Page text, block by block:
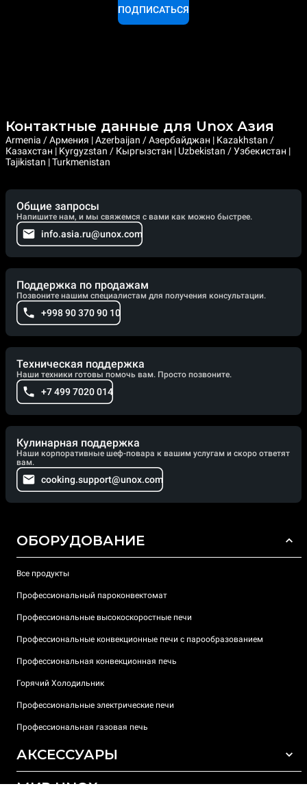
ПОДПИСАТЬСЯ
Контактные данные для Unox Азия
Armenia / Армения | Azerbaijan / Азербайджан | Kazakhstan /
Казахстан | Kyrgyzstan / Кыргызстан | Uzbekistan / Узбекистан |
Tajikistan | Turkmenistan
Общие запросы
Напишите нам, и мы свяжемся с вами как можно быстрее.
info.asia.ru@unox.com
Поддержка по продажам
Позвоните нашим специалистам для получения консультации.
+998 90 370 90 10
Техническая поддержка
Наши техники готовы помочь вам. Просто позвоните.
+7 499 7020 014
Кулинарная поддержка
Наши корпоративные шеф-повара к вашим услугам и скоро ответят
вам.
cooking.support@unox.com
ОБОРУДОВАНИЕ
Все продукты
Профессиональный пароконвектомат
Профессиональные высокоскоростные печи
Профессиональные конвекционные печи с парообразованием
Профессиональная конвекционная печь
Горячий Холодильник
Профессиональные электрические печи
Профессиональная газовая печь
АКСЕССУАРЫ
МИР UNOX